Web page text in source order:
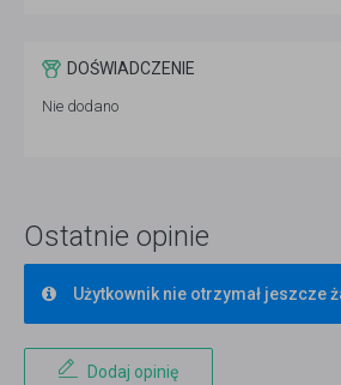
DOŚWIADCZENIE
Nie dodano
Ostatnie opinie
Użytkownik nie otrzymał jeszcze
Dodaj opinię